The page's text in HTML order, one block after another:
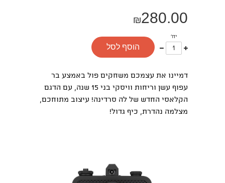
₪280.00
יח'
עוד
אחד
פחות
אחד
הוסף לסל
דמיינו את עצמכם משחקים פול באמצע בר
עפוף עשן וריחות וויסקי בני 15 שנה, עם הדגם
הקלאסי החדש של לה סרדינה! עיצוב מתוחכם,
מצלמה נהדרת, כיף גדול!